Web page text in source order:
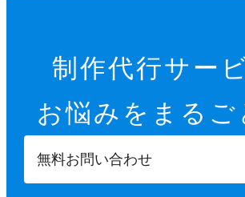
制作代行サー
お悩みを まるご
無料お問い合わせ